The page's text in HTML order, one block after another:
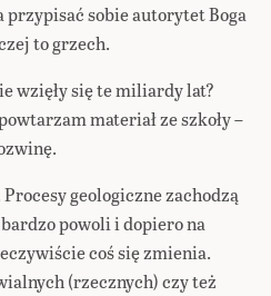
przypisać sobie autorytet Boga
to grzech.
wzięły się te miliardy lat?
materiał ze szkoły –
geologiczne zachodzą
powoli i dopiero na
coś się zmienia.
(rzecznych) czy też